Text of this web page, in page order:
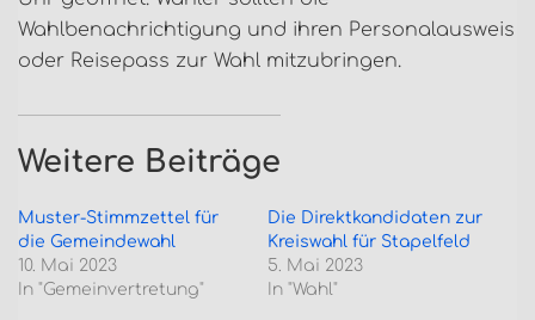
Wahlbenachrichtigung und ihren Personalausweis
oder Reisepass zur Wahl mitzubringen.
Weitere Beiträge
Muster-Stimmzettel für
die Gemeindewahl
10. Mai 2023
In "Gemeinvertretung"
Die Direktkandidaten zur
Kreiswahl für Stapelfeld
5. Mai 2023
In "Wahl"